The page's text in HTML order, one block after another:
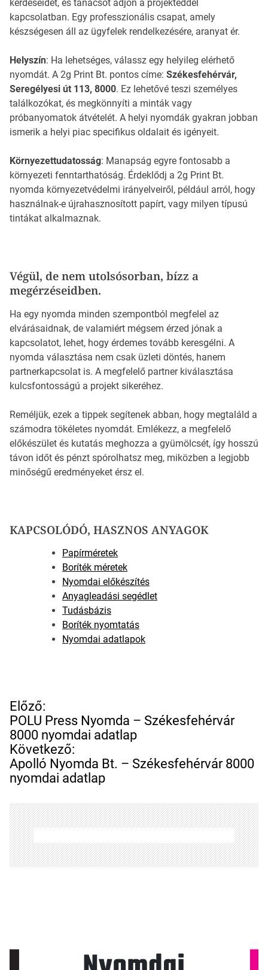
kérdéseidet, és tanácsot adjon a projekteddel
kapcsolatban. Egy professzionális csapat, amely
készségesen áll az ügyfelek rendelkezésére, aranyat ér.
Helyszín: Ha lehetséges, válassz egy helyileg elérhető
nyomdát. A 2g Print Bt. pontos címe: Székesfehérvár,
Seregélyesi út 113, 8000. Ez lehetővé teszi személyes
találkozókat, és megkönnyíti a minták vagy
próbanyomatok átvételét. A helyi nyomdák gyakran jobban
ismerik a helyi piac specifikus oldalait és igényeit.
Környezettudatosság: Manapság egyre fontosabb a
környezeti fenntarthatóság. Érdeklődj a 2g Print Bt.
nyomda környezetvédelmi irányelveiről, például arról, hogy
használnak-e újrahasznosított papírt, vagy milyen típusú
tintákat alkalmaznak.
Végül, de nem utolsósorban, bízz a
megérzéseidben.
Ha egy nyomda minden szempontból megfelel az
elvárásaidnak, de valamiért mégsem érzed jónak a
kapcsolatot, lehet, hogy érdemes tovább keresgélni. A
nyomda választása nem csak üzleti döntés, hanem
partnerkapcsolat is. A megfelelő partner kiválasztása
kulcsfontosságú a projekt sikeréhez.
Reméljük, ezek a tippek segítenek abban, hogy megtaláld a
számodra tökéletes nyomdát. Emlékezz, a megfelelő
előkészület és kutatás meghozza a gyümölcsét, így hosszú
távon időt és pénzt spórolhatsz meg, miközben a legjobb
minőségű eredményeket érsz el.
KAPCSOLÓDÓ, HASZNOS ANYAGOK
Papírméretek
Boríték méretek
Nyomdai előkészítés
Anyagleadási segédlet
Tudásbázis
Boríték nyomtatás
Nyomdai adatlapok
B
e
j
e
g
y
z
é
s
n
a
v
ó
Előző:
POLU Press Nyomda – Székesfehérvár
8000 nyomdai adatlap
Következő:
Apolló Nyomda Bt. – Székesfehérvár 8000
nyomdai adatlap